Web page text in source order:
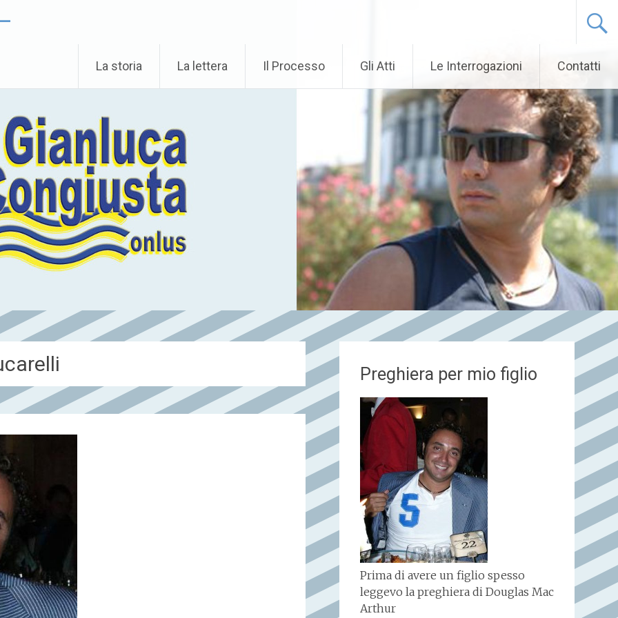
La storia La lettera Il Processo Gli Atti Le Interrogazioni Contatti
Preghiera per mio figlio
Prima di avere un figlio spesso
leggevo la preghiera di Douglas Mac
Arthur